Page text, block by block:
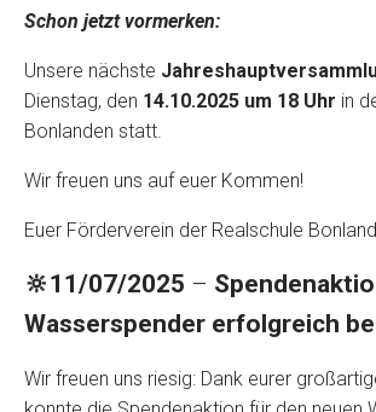
Schon jetzt vormerken:
Unsere nächste
Dienstag, den 14.10.2025 um 18 Uhr in
Bonlanden statt.
Wir freuen uns auf euer Kommen!
Euer Förderverein der Realschule
🔆11/07/2025 –
Wasserspender erfolgreich
Wir freuen uns riesig: Dank eurer